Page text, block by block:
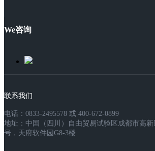
We咨询
联系我们
电话：0833-2495578 或 400-672-0899
地址：中国（四川）自由贸易试验区成都市高
号，天府软件园G8-3楼